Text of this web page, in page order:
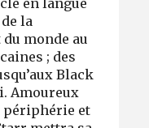
en langue
la
monde au
; des
Black
Amoureux
périphérie et